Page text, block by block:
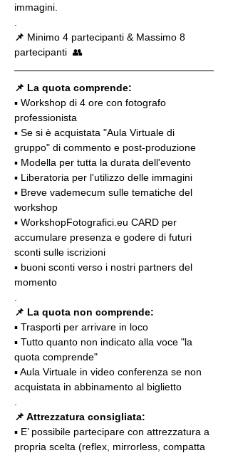
immagini.
📌 Minimo 4 partecipanti & Massimo 8
partecipanti  👥
📌 La quota comprende:
▪️ Workshop di 4 ore con fotografo
professionista
▪️ Se si è acquistata "Aula Virtuale di
gruppo" di commento e post-produzione
▪️ Modella per tutta la durata dell'evento
▪️ Liberatoria per l'utilizzo delle immagini
▪️ Breve vademecum sulle tematiche del
workshop
▪️ WorkshopFotografici.eu CARD per
accumulare presenza e godere di futuri
sconti sulle iscrizioni
▪️ buoni sconti verso i nostri partners del
momento
📌 La quota non comprende:
▪️ Trasporti per arrivare in loco
▪️ Tutto quanto non indicato alla voce "la
quota comprende"
▪️ Aula Virtuale in video conferenza se non
acquistata in abbinamento al biglietto
📌 Attrezzatura consigliata:
▪️ E’ possibile partecipare con attrezzatura a
propria scelta (reflex, mirrorless, compatta